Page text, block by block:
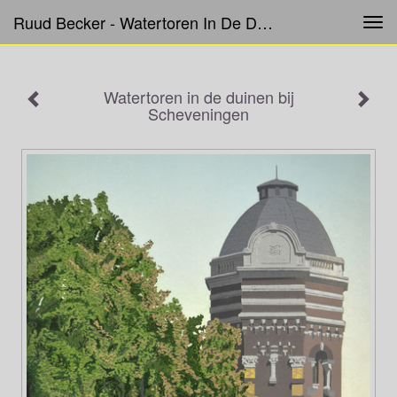
Ruud Becker - Watertoren In De Duinen Bij Scheveningen
Watertoren in de duinen bij
Scheveningen